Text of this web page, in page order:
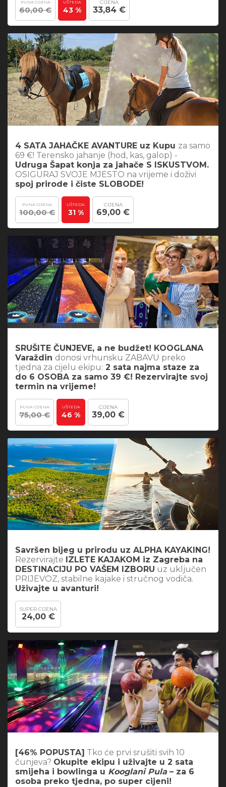
PUNA CIJENA
60,00 €
UŠTEDA
43 %
CIJENA
33,84 €
4 SATA JAHAČKE AVANTURE uz Kupu za samo
69 €! Terensko jahanje (hod, kas, galop) -
Udruga Šapat konja za jahače S ISKUSTVOM.
OSIGURAJ SVOJE MJESTO na vrijeme i doživi
spoj prirode i čiste SLOBODE!
PUNA CIJENA
100,00 €
UŠTEDA
31 %
CIJENA
69,00 €
SRUŠITE ČUNJEVE, a ne budžet! KOOGLANA
Varaždin donosi vrhunsku ZABAVU preko
tjedna za cijelu ekipu: 2 sata najma staze za
do 6 OSOBA za samo 39 €! Rezervirajte svoj
termin na vrijeme!
PUNA CIJENA
75,00 €
UŠTEDA
46 %
CIJENA
39,00 €
Savršen bijeg u prirodu uz ALPHA KAYAKING!
Rezervirajte IZLETE KAJAKOM iz Zagreba na
DESTINACIJU PO VAŠEM IZBORU uz uključen
PRIJEVOZ, stabilne kajake i stručnog vodiča.
Uživajte u avanturi!
SUPER CIJENA
24,00 €
[46% POPUSTA] Tko će prvi srušiti svih 10
čunjeva? Okupite ekipu i uživajte u 2 sata
smijeha i bowlinga u Kooglani Pula– za 6
osoba preko tjedna, po super cijeni!